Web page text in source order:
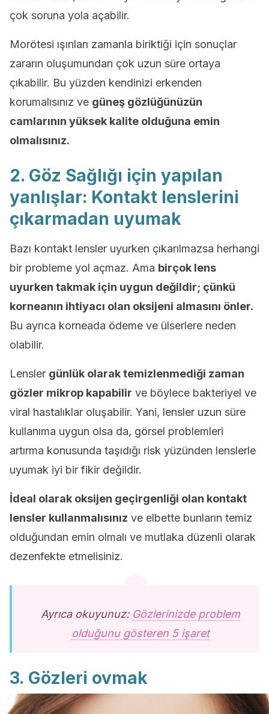
çok soruna yola açabilir.
Morötesi ışınları zamanla biriktiği için sonuçlar
zararın oluşumundan çok uzun süre ortaya
çıkabilir. Bu yüzden kendinizi erkenden
korumalısınız ve güneş gözlüğünüzün
camlarının yüksek kalite olduğuna emin
olmalısınız.
2. Göz Sağlığı için yapılan
yanlışlar: Kontakt lenslerini
çıkarmadan uyumak
Bazı kontakt lensler uyurken çıkarılmazsa herhangi
bir probleme yol açmaz. Ama birçok lens
uyurken takmak için uygun değildir; çünkü
korneanın ihtiyacı olan oksijeni almasını önler.
Bu ayrıca korneada ödeme ve ülserlere neden
olabilir.
Lensler günlük olarak temizlenmediği zaman
gözler mikrop kapabilir ve böylece bakteriyel ve
viral hastalıklar oluşabilir. Yani, lensler uzun süre
kullanıma uygun olsa da, görsel problemleri
artırma konusunda taşıdığı risk yüzünden lenslerle
uyumak iyi bir fikir değildir.
İdeal olarak oksijen geçirgenliği olan kontakt
lensler kullanmalısınız ve elbette bunların temiz
olduğundan emin olmalı ve mutlaka düzenli olarak
dezenfekte etmelisiniz.
Ayrıca okuyunuz: Gözlerinizde problem
olduğunu gösteren 5 işaret
3. Gözleri ovmak